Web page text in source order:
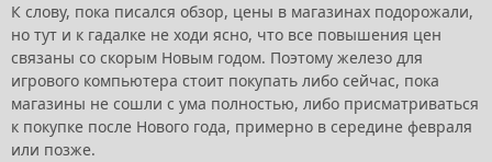
К слову, пока писался обзор, цены в магазинах подорожали,
но тут и к гадалке не ходи ясно, что все повышения цен
связаны со скорым Новым годом. Поэтому железо для
игрового компьютера стоит покупать либо сейчас, пока
магазины не сошли с ума полностью, либо присматриваться
к покупке после Нового года, примерно в середине февраля
или позже.